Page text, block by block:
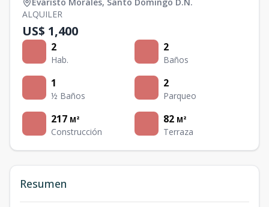
ALQUILER
US$ 1,400
2
Hab.
2
Baños
1
½ Baños
2
Parqueo
217 M²
Construcción
82 M²
Terraza
Resumen